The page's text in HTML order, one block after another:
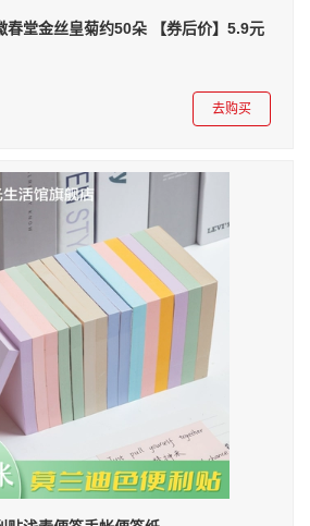
春堂金丝皇菊约50朵 【券后价】5.9元
去购买